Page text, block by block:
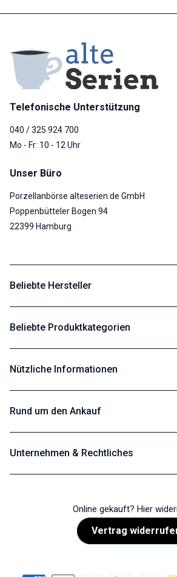
Telefonische Unterstützung
040 / 325 924 700
Mo - Fr: 10 - 12 Uhr
Unser Büro
Porzellanbörse alteserien.de GmbH
Poppenbütteler Bogen 94
22399 Hamburg
Beliebte Hersteller
Beliebte Produktkategorien
Nützliche Informationen
Rund um den Ankauf
Unternehmen & Rechtliches
Online gekauft? Hier
Vertrag